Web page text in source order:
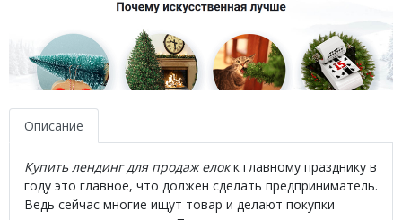
Описание
Купить лендинг для продаж елокк главному празднику в
году это главное, что должен сделать предприниматель.
Ведь сейчас многие ищут товар и делают покупки